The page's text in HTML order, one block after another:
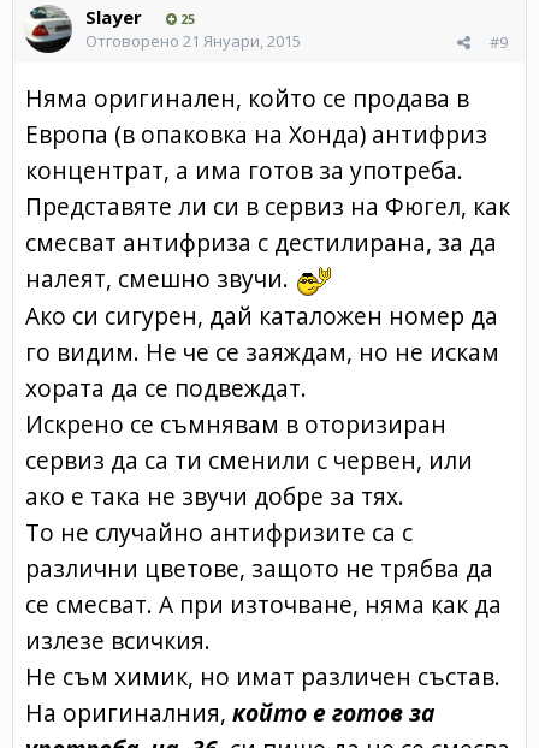
Slayer 25
#9
Отговорено 21 Януари, 2015
Няма оригинален, който се продава в
Европа (в опаковка на Хонда) антифриз
концентрат, а има готов за употреба.
Представяте ли си в сервиз на Фюгел, как
смесват антифриза с дестилирана, за да
налеят, смешно звучи.
Ако си сигурен, дай каталожен номер да
го видим. Не че се заяждам, но не искам
хората да се подвеждат.
Искрено се съмнявам в оторизиран
сервиз да са ти сменили с червен, или
ако е така не звучи добре за тях.
То не случайно антифризите са с
различни цветове, защото не трябва да
се смесват. А при източване, няма как да
излезе всичкия.
Не съм химик, но имат различен състав.
На оригиналния, който е готов за